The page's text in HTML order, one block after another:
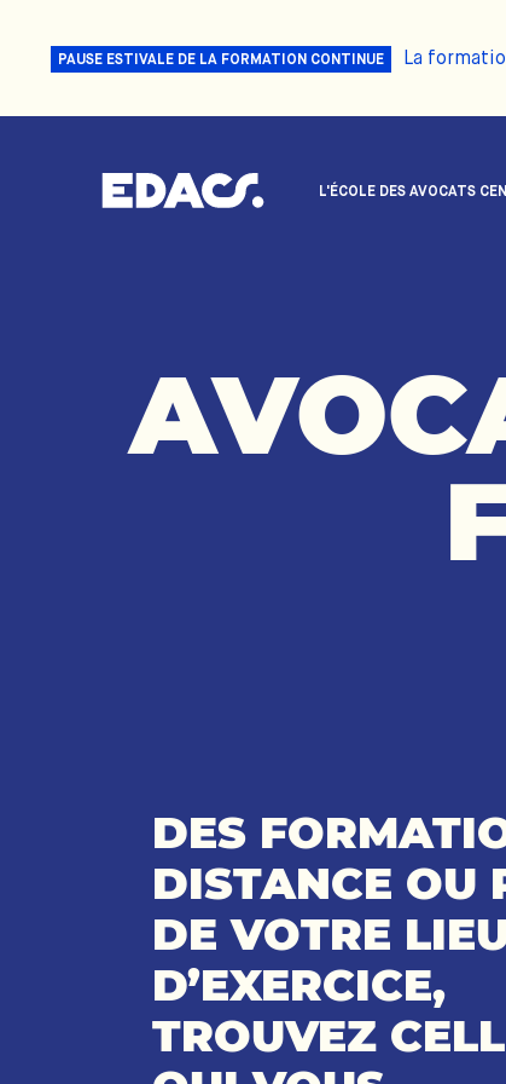
PAUSE ESTIVALE DE LA FORMATION CONTINUE La
L'ÉCOLE DES AVOCATS
DES
DISTANCE OU
DE VOTRE
D’EXERCICE,
TROUVEZ